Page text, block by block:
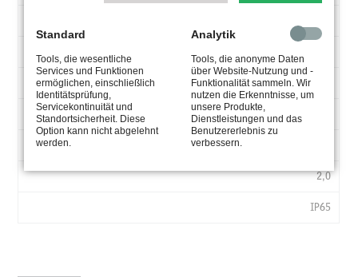
DC
TA
Max. 45°
2,0
IP65
Standard
Tools, die wesentliche
Services und Funktionen
ermöglichen, einschließlich
Identitätsprüfung,
Servicekontinuität und
Standortsicherheit. Diese
Option kann nicht abgelehnt
werden.
Analytik
Tools, die anonyme Daten
über Website-Nutzung und -
Funktionalität sammeln. Wir
nutzen die Erkenntnisse, um
unsere Produkte,
Dienstleistungen und das
Benutzererlebnis zu
verbessern.